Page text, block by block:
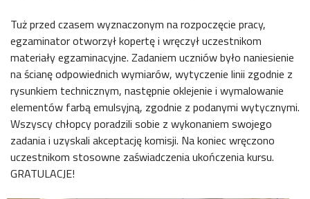
Tuż przed czasem wyznaczonym na rozpoczęcie pracy,
egzaminator otworzył kopertę i wręczył uczestnikom
materiały egzaminacyjne. Zadaniem uczniów było naniesienie
na ścianę odpowiednich wymiarów, wytyczenie linii zgodnie z
rysunkiem technicznym, następnie oklejenie i wymalowanie
elementów farbą emulsyjną, zgodnie z podanymi wytycznymi.
Wszyscy chłopcy poradzili sobie z wykonaniem swojego
zadania i uzyskali akceptację komisji. Na koniec wręczono
uczestnikom stosowne zaświadczenia ukończenia kursu.
GRATULACJE!